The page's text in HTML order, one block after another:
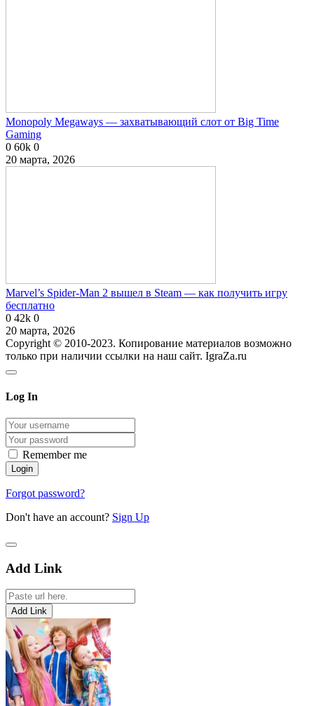
Monopoly Megaways — захватывающий слот от Big Time
Gaming
0 60k 0
20 марта, 2026
Marvel’s Spider-Man 2 вышел в Steam — как получить игру
бесплатно
0 42k 0
20 марта, 2026
Copyright © 2010-2023. Копирование материалов возможно
только при наличии ссылки на наш сайт. IgraZa.ru
Log In
Remember me
Forgot password?
Don't have an account? Sign Up
Add Link
Add Link